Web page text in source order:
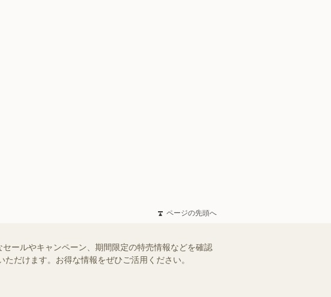
ページの先頭へ
ールやキャンペーン、期間限定の特売情報などを確認
だけます。お得な情報をぜひご活用ください。